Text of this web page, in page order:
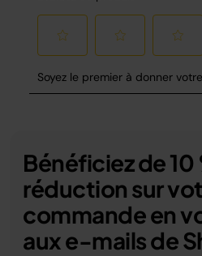
Bénéficiez de 10
réduction sur
commande en
aux e-mails de